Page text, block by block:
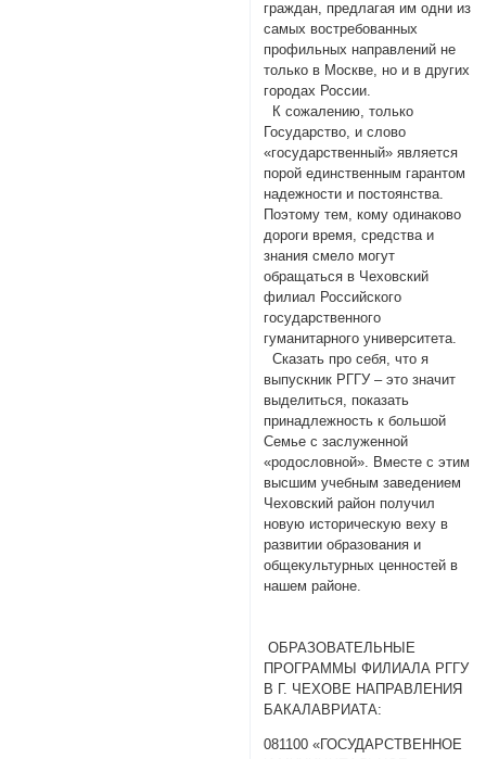
граждан, предлагая им одни из
самых востребованных
профильных направлений не
только в Москве, но и в других
городах России.
К сожалению, только
Государство, и слово
«государственный» является
порой единственным гарантом
надежности и постоянства.
Поэтому тем, кому одинаково
дороги время, средства и
знания смело могут
обращаться в Чеховский
филиал Российского
государственного
гуманитарного университета.
Сказать про себя, что я
выпускник РГГУ – это значит
выделиться, показать
принадлежность к большой
Семье с заслуженной
«родословной». Вместе с этим
высшим учебным заведением
Чеховский район получил
новую историческую веху в
развитии образования и
общекультурных ценностей в
нашем районе.
ОБРАЗОВАТЕЛЬНЫЕ
ПРОГРАММЫ ФИЛИАЛА РГГУ
В Г. ЧЕХОВЕ НАПРАВЛЕНИЯ
БАКАЛАВРИАТА:
081100 «ГОСУДАРСТВЕННОЕ